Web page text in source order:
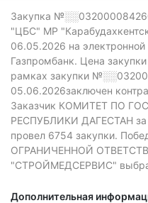
Закупка
"ЦБС" МР
06.05.2026 на
Газпромбанк. Цена
рамках закупки
05.06.2026заключен
Заказчик КОМИТЕТ ПО
РЕСПУБЛИКИ ДАГЕСТАН за
провел 6754 закупки.
ОГРАНИЧЕННОЙ
"СТРОЙМЕДСЕРВИС"
Дополнительная